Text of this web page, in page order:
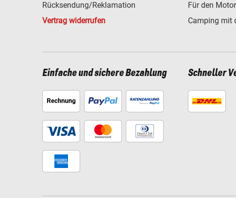
Rücksendung/Reklamation
Vertrag widerrufen
Für den
Camping mit
Einfache und sichere Bezahlung Schneller